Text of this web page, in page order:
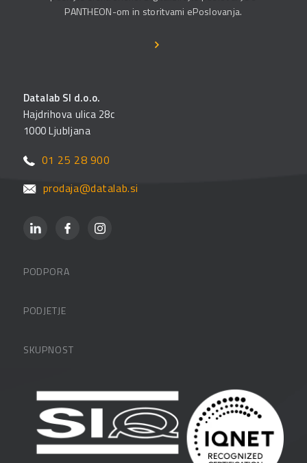
PANTHEON-om in storitvami ePoslovanja.
Datalab SI d.o.o.
Hajdrihova ulica 28c
1000 Ljubljana
01 25 28 900
prodaja@datalab.si
PODPORA
FAQ – pogosta vprašanja
PODJETJE
Zaposlitev
Vlagatelji
Pogoji in pogodbe
SKUPNOST
Blog
Spletni seminarji